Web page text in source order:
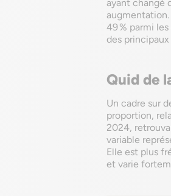
ayant changé
49 % parmi
des
Quid de
Un cadre sur
proportion,
2024,
variable
Elle est plus
et varie